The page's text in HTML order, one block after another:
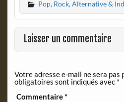
e
b
o
o
k
n
t
F
r
e
d
l
y
Pop, Rock, Alternative &
Laisser un commentaire
Votre adresse e-mail ne sera pas
obligatoires sont indiqués avec *
Commentaire*